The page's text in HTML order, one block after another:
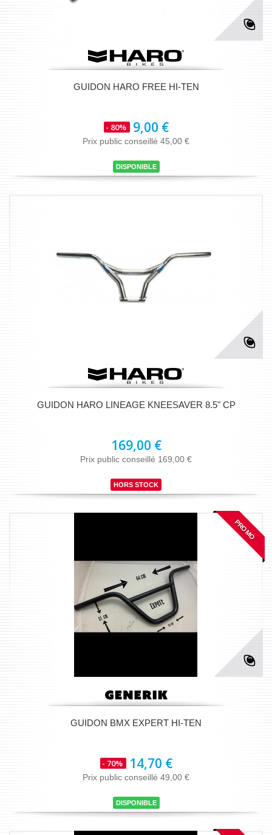
GUIDON HARO FREE HI-TEN
- 80% 9,00 €
Prix public conseillé 45,00 €
DISPONIBLE
GUIDON HARO LINEAGE KNEESAVER 8.5" CP
169,00 €
Prix public conseillé 169,00 €
HORS STOCK
PROMO
GUIDON BMX EXPERT HI-TEN
- 70% 14,70 €
Prix public conseillé 49,00 €
DISPONIBLE